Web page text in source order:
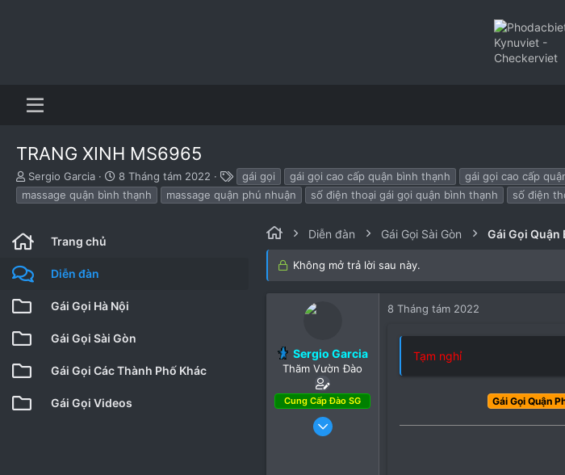
TRANG XINH MS6965
B
ắ
t
ầ
u
Sergio Garcia
N
g
à
u
8 Tháng tám 2022
h
ẻ
gái gọi gái gọi cao cấp quận bình thạnh gái gọi cao cấp
massage quận bình thạnh
massage quận phú nhuận số điện thoại gái gọi quận bình thạnh số điện
Trang chủ
Diễn đàn
Gái Gọi Hà Nội
Gái Gọi Sài Gòn
Gái Gọi Các Thành Phố Khác
Gái Gọi Videos
Diễn đàn Gái Gọi Sài Gòn Gái Gọi Quận
Không mở trả lời sau này.
Sergio Garcia
Thăm Vườn Đào
Cung Cấp Đào SG
8 Tháng tám 2022
Tạm nghỉ
Gái Gọi Quận